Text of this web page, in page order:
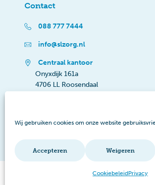
Wij gebruiken cookies om onze website
Accepteren Weigeren
CookiebeleidPrivacy
Contact
088 777 7444
info@slzorg.nl
Centraal kantoor
Onyxdijk 161a
4706 LL Roosendaal